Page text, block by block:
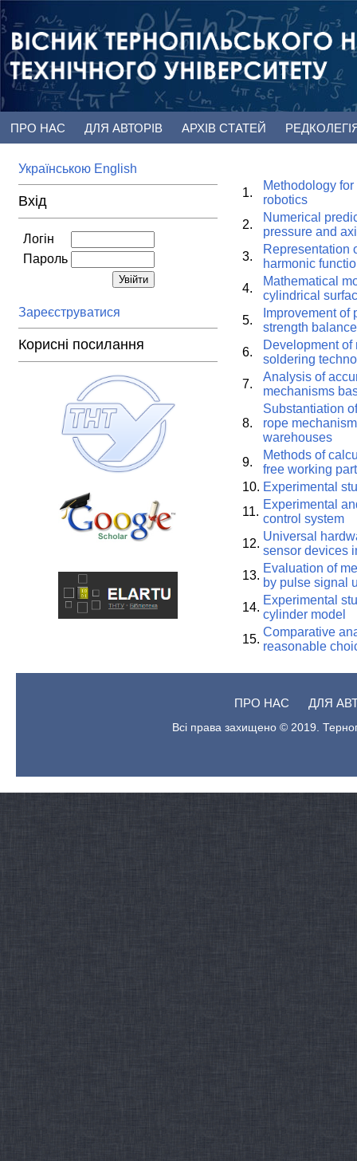
ПРО НАС ДЛЯ АВТОРІВ АРХІВ СТАТЕЙ
Українською English
Вхід
Логін
Пароль
Зареєструватися
Корисні посилання
1.
Methodology
robotics
2.
Numerical
pressure and
3.
Representation
harmonic
4.
Mathematical
cylindrical
5.
Improvement
strength balance
6.
Development
soldering
7.
Analysis of
mechanisms
8.
Substantiation
rope
warehouses
9.
Methods of
free working part
10. Experimental
11.
Experimental
control system
12.
Universal
sensor devices
13.
Evaluation of
by pulse signal
14.
Experimental
cylinder model
15.
Comparative
reasonable
ПРО НАС ДЛЯ
Всі права захищено © 2019.